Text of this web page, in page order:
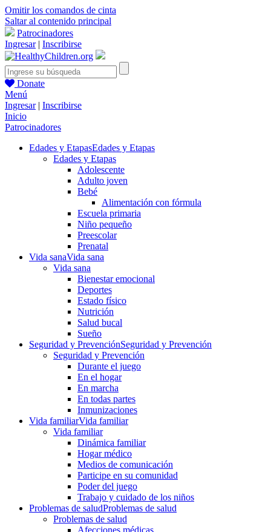
Omitir los comandos de cinta
Saltar al contenido principal
Patrocinadores
Ingresar| Inscribirse
Donate
Menú
Ingresar| Inscribirse
Inicio
Patrocinadores
Edades y EtapasEdades y Etapas
Edades y Etapas
Adolescente
Adulto joven
Bebé
Alimentación con fórmula
Escuela primaria
Niño pequeño
Preescolar
Prenatal
Vida sanaVida sana
Vida sana
Bienestar emocional
Deportes
Estado físico
Nutrición
Salud bucal
Sueño
Seguridad y PrevenciónSeguridad y Prevención
Seguridad y Prevención
Durante el juego
En el hogar
En marcha
En todas partes
Inmunizaciones
Vida familiarVida familiar
Vida familiar
Dinámica familiar
Hogar médico
Medios de comunicación
Participe en su comunidad
Poder del juego
Trabajo y cuidado de los niños
Problemas de saludProblemas de salud
Problemas de salud
Afecciones médicas